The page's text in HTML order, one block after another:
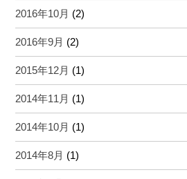
2016年10月 (2)
2016年9月 (2)
2015年12月 (1)
2014年11月 (1)
2014年10月 (1)
2014年8月 (1)